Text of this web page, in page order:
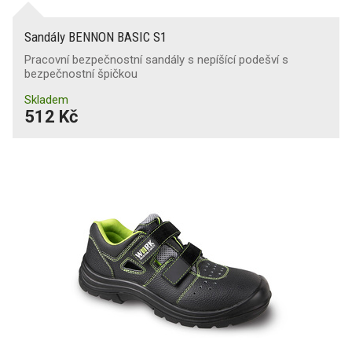
Sandály BENNON BASIC S1
Pracovní bezpečnostní sandály s nepíšící podešví s
bezpečnostní špičkou
Skladem
512 Kč